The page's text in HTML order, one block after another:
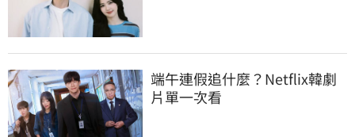
端午連假追什麼？Netflix韓劇
片單一次看